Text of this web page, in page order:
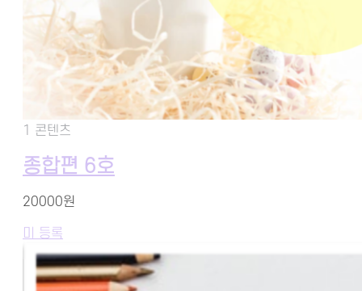
1 콘텐츠
종합편 6호
20000원
미 등록